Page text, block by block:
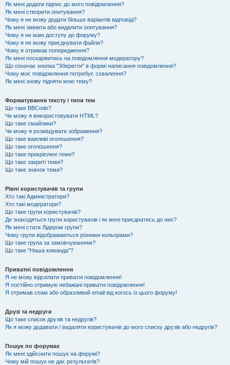
Як мені додати підпис до мого повідомлення?
Як мені створити опитування?
Чому я не можу додати більше варіантів відповіді?
Як мені змінити або видалити опитування?
Чому я не маю доступу до форуму?
Чому я не можу приєднувати файли?
Чому я отримав попередження?
Як мені поскаржитись на повідомлення модератору?
Що означає кнопка "Зберегти" в формі написання повідомлення?
Чому моє повідомлення потребує схвалення?
Як мені знову підняти мою тему?
Форматування тексту і типи тем
Що таке BBCode?
Чи можу я використовувати HTML?
Що таке смайлики?
Чи можу я розміщувати зображення?
Що таке важливі оголошення?
Що таке оголошення?
Що таке прикріплені теми?
Що таке закриті теми?
Що таке значок теми?
Рівні користувачів та групи
Хто такі Адміністратори?
Хто такі модератори?
Що таке групи користувачів?
Де знаходяться групи користувачів і як мені приєднатись до них?
Як мені стати Лідером групи?
Чому групи відображаються різними кольорами?
Що таке група за замовчуванням?
Що таке "Наша команда"?
Приватні повідомлення
Я не можу відсилати приватні повідомлення!
Я постійно отримую небажані приватні повідомлення!
Я отримав спам або образливий email від когось із цього форуму!
Друзі та недруги
Що таке список друзів та недругів?
Як я можу додавати / видаляти користувачів до мого списку друзів або недругів?
Пошук по форумах
Як мені здійснити пошук на форумі?
Чому мій пошук не дає результатів?